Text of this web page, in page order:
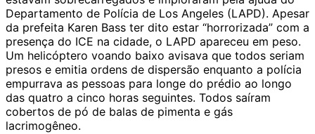
Departamento de Polícia de Los Angeles (LAPD). Apesar
da prefeita Karen Bass ter dito estar “horrorizada” com a
presença do ICE na cidade, o LAPD apareceu em peso.
Um helicóptero voando baixo avisava que todos seriam
presos e emitia ordens de dispersão enquanto a polícia
empurrava as pessoas para longe do prédio ao longo
das quatro a cinco horas seguintes. Todos saíram
cobertos de pó de balas de pimenta e gás
lacrimogêneo.